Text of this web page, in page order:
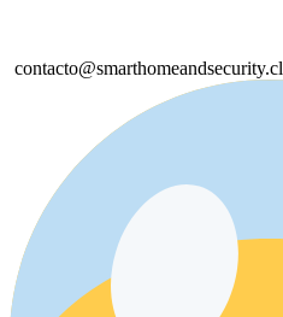
contacto@smarthomeandsecurity.cl